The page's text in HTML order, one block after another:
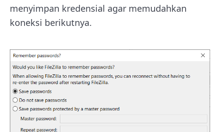
menyimpan kredensial agar memudahkan
koneksi berikutnya.